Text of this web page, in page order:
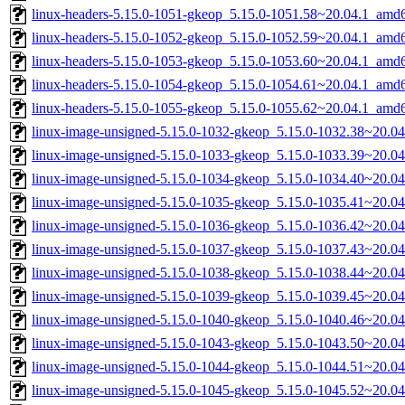
linux-headers-5.15.0-1051-gkeop_5.15.0-
linux-headers-5.15.0-1052-gkeop_5.15.0-
linux-headers-5.15.0-1053-gkeop_5.15.0-
linux-headers-5.15.0-1054-gkeop_5.15.0-
linux-headers-5.15.0-1055-gkeop_5.15.0-
linux-image-unsigned-5.15.0-1032-gkeop_5.15.0-
linux-image-unsigned-5.15.0-1033-gkeop_5.15.0-
linux-image-unsigned-5.15.0-1034-gkeop_5.15.0-
linux-image-unsigned-5.15.0-1035-gkeop_5.15.0-
linux-image-unsigned-5.15.0-1036-gkeop_5.15.0-
linux-image-unsigned-5.15.0-1037-gkeop_5.15.0-
linux-image-unsigned-5.15.0-1038-gkeop_5.15.0-
linux-image-unsigned-5.15.0-1039-gkeop_5.15.0-
linux-image-unsigned-5.15.0-1040-gkeop_5.15.0-
linux-image-unsigned-5.15.0-1043-gkeop_5.15.0-
linux-image-unsigned-5.15.0-1044-gkeop_5.15.0-
linux-image-unsigned-5.15.0-1045-gkeop_5.15.0-